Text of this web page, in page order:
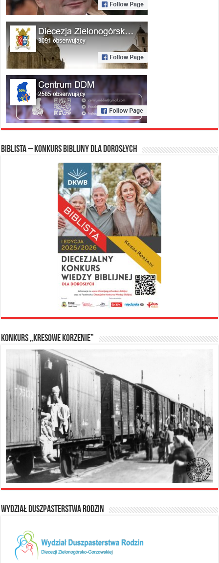
Biblista – konkurs biblijny dla dorosłych
Konkurs „Kresowe Korzenie”
Wydział Duszpasterstwa Rodzin